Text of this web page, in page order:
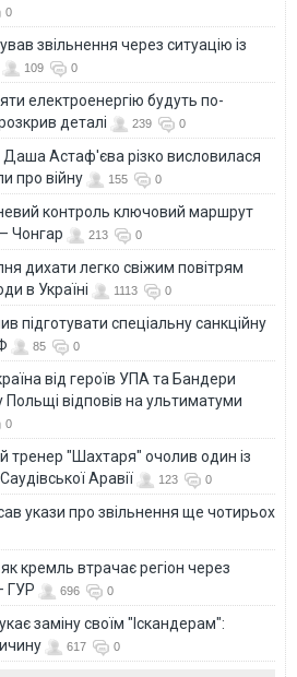
0
звільнення через ситуацію із
109 0
електроенергію будуть по-
деталі
239 0
Астаф'єва різко висловилася
про війну
155 0
контроль ключовий маршрут
Чонгар
213 0
дихати легко свіжим повітрям
в Україні
1113 0
підготувати спеціальну санкційну
85 0
від героїв УПА та Бандери
відповів на ультиматуми
0
тренер "Шахтаря" очолив один із
Аравії
123 0
укази про звільнення ще чотирьох
кремль втрачає регіон через
ГУР
696 0
заміну своїм "Іскандерам":
617 0